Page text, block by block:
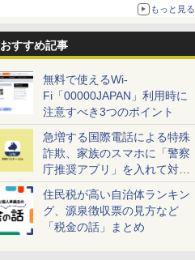
もっと見る
おすすめ記事
無料で使えるWi-
Fi「00000JAPAN」利用時に
注意すべき3つのポイント
急増する国際電話による特殊
詐欺、家族のスマホに「警察
庁推奨アプリ」を入れて対策
しよう！
住民税が高い自治体ランキン
グ、源泉徴収票の見方など
「税金の話」まとめ